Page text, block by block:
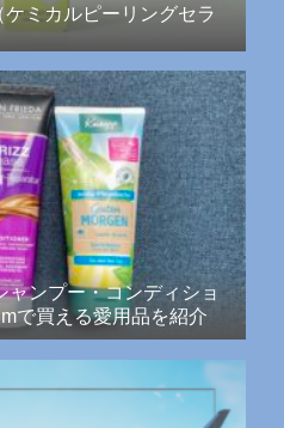
ミカルピーリングセラ
ャンプー・コンディショ
で買える愛用品を紹介